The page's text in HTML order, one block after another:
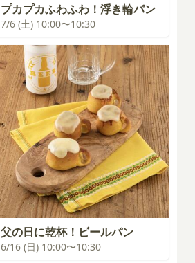
プカプカふわふわ！浮き輪パン
7/6 (土) 10:00〜10:30
父の日に乾杯！ビールパン
6/16 (日) 10:00〜10:30